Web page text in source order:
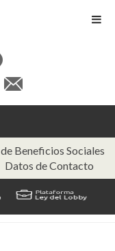
Beneficios Sociales
Datos de Contacto